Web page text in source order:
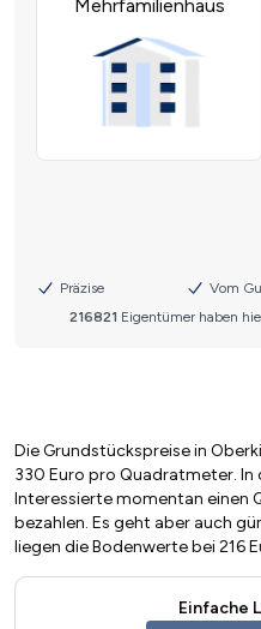
Die Grundstückspreise in
330 Euro pro Quadratmeter.
Interessierte momentan einen
bezahlen. Es geht aber auch
liegen die Bodenwerte bei 216
Einfache